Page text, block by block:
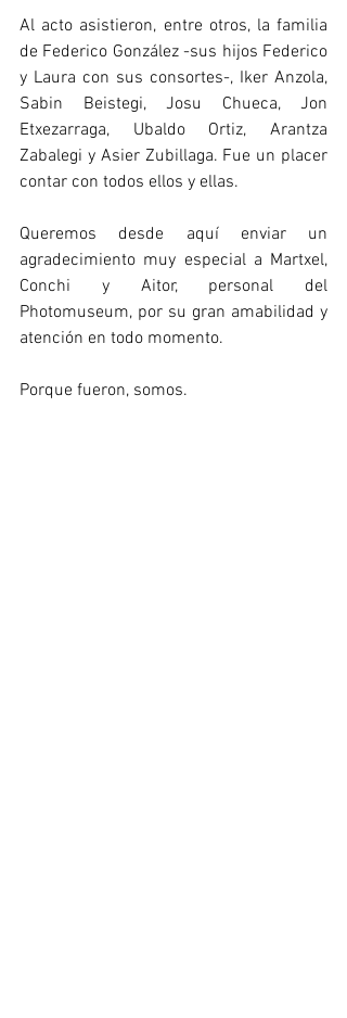
Al acto asistieron, entre otros, la familia
de Federico González -sus hijos Federico
y Laura con sus consortes-, Iker Anzola,
Sabin Beistegi, Josu Chueca, Jon
Etxezarraga, Ubaldo Ortiz, Arantza
Zabalegi y Asier Zubillaga. Fue un placer
contar con todos ellos y ellas.
Queremos desde aquí enviar un
agradecimiento muy especial a Martxel,
Conchi y Aitor, personal del
Photomuseum, por su gran amabilidad y
atención en todo momento.
Porque fueron, somos.